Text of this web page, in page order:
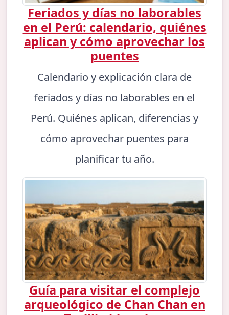
Feriados y días no laborables
en el Perú: calendario, quiénes
aplican y cómo aprovechar los
puentes
Calendario y explicación clara de
feriados y días no laborables en el
Perú. Quiénes aplican, diferencias y
cómo aprovechar puentes para
planificar tu año.
Guía para visitar el complejo
arqueológico de Chan Chan en